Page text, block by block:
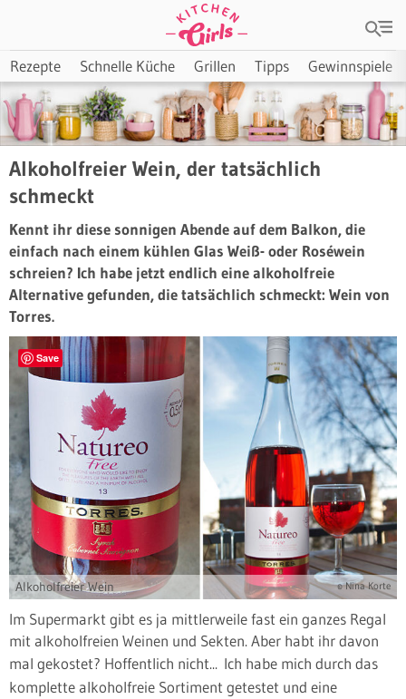
Rezepte Schnelle Küche Grillen Tipps Gewinnspiele
Alkoholfreier Wein, der tatsächlich
schmeckt
Kennt ihr diese sonnigen Abende auf dem Balkon, die
einfach nach einem kühlen Glas Weiß- oder Roséwein
schreien? Ich habe jetzt endlich eine alkoholfreie
Alternative gefunden, die tatsächlich schmeckt: Wein von
Torres.
Save
Alkoholfreier Wein © Nina Korte
Im Supermarkt gibt es ja mittlerweile fast ein ganzes Regal
mit alkoholfreien Weinen und Sekten. Aber habt ihr davon
mal gekostet? Hoffentlich nicht... Ich habe mich durch das
komplette alkoholfreie Sortiment getestet und eine